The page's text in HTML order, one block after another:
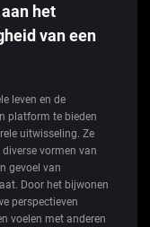
het
van een
leven en de
platform te bieden
uitwisseling. Ze
vormen van
gevoel van
Door het bijwonen
perspectieven
voelen met anderen